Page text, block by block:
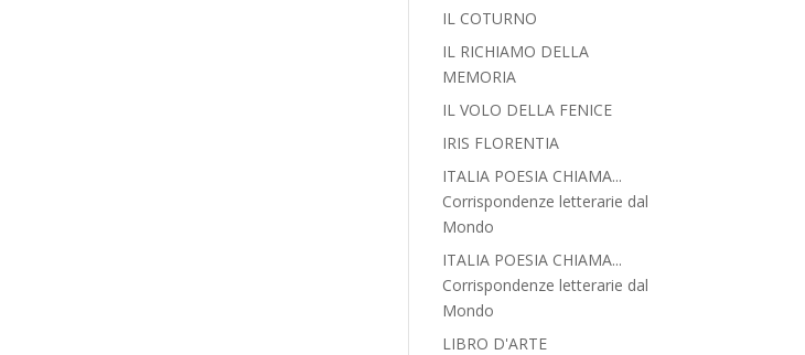
IL COTURNO
IL RICHIAMO DELLA
MEMORIA
IL VOLO DELLA FENICE
IRIS FLORENTIA
ITALIA POESIA CHIAMA...
Corrispondenze letterarie dal
Mondo
ITALIA POESIA CHIAMA...
Corrispondenze letterarie dal
Mondo
LIBRO D'ARTE